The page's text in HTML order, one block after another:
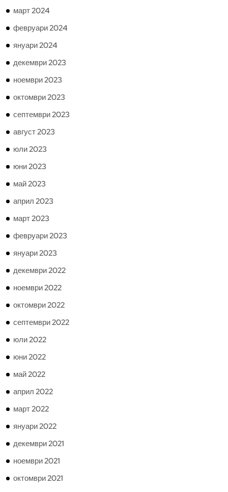
март 2024
февруари 2024
януари 2024
декември 2023
ноември 2023
октомври 2023
септември 2023
август 2023
юли 2023
юни 2023
май 2023
април 2023
март 2023
февруари 2023
януари 2023
декември 2022
ноември 2022
октомври 2022
септември 2022
юли 2022
юни 2022
май 2022
април 2022
март 2022
януари 2022
декември 2021
ноември 2021
октомври 2021